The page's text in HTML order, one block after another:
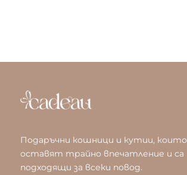
Подаръчни кошници и кутии, които
оставят трайно впечатление и са
подходящи за всеки повод.